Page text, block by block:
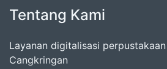
Tentang Kami
Layanan digitalisasi
Cangkringan